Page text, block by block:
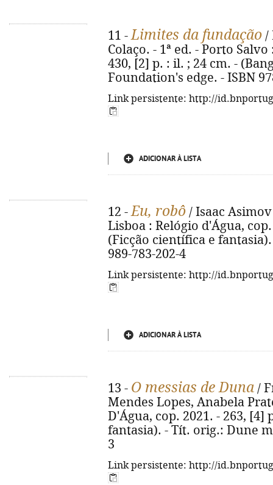
11 -Limites da fundação /
Colaço. - 1ª ed. - Porto
430, [2] p. : il. ; 24 cm. -
Foundation's edge. - ISBN
Link persistente: http://
ADICIONAR À LISTA
12 -Eu, robô / Isaac
Lisboa : Relógio d'Água,
(Ficção científica e
989-783-202-4
Link persistente: http://
ADICIONAR À LISTA
13 - O messias de Duna /
Mendes Lopes, Anabela
D'Água, cop. 2021. - 263, [4]
fantasia). - Tít. orig.: Dune
3
Link persistente: http://